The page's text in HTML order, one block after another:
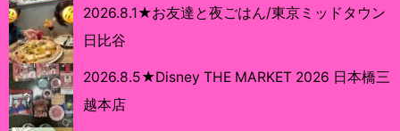
2026.8.1★お友達と夜ごはん/東京ミッドタウン
日比谷
2026.8.5★Disney THE MARKET 2026 日本橋三
越本店